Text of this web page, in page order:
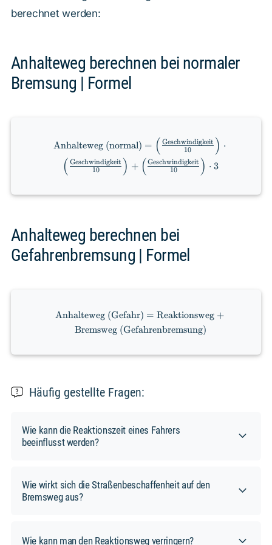
berechnet werden:
Anhalteweg berechnen bei normaler
Bremsung | Formel
\text{Anhalteweg (normal)} =
\left(\frac{\text{Geschwindigkeit}}
{10}\right) \cdot
\left(\frac{\text{Geschwindigkeit}}
\left(\frac{\text{Geschwindigkeit}}
Anhalteweg (normal) = ( 10
Geschwindigkeit ) ⋅
( 10
Geschwindigkeit ) + ( 10
Geschwindigkeit ) ⋅ 3
Anhalteweg berechnen bei
Gefahrenbremsung | Formel
\text{Anhalteweg
(Gefahr)} =
\text{Reaktionsweg}
(Gefahrenbremsung)}
Anhalteweg (Gefahr) = Reaktionsweg +
Bremsweg (Gefahrenbremsung)
Häufig gestellte Fragen:
Wie kann die Reaktionszeit eines Fahrers
beeinflusst werden?
verschiedenen Faktoren beeinflusst werden.
Eine hohe Aufmerksamkeit auf die
Verkehrssituation und das Fahrverhalten ist
die Reaktionszeit negativ beeinflussen.
Wie wirkt sich die Straßenbeschaffenheit auf den
Bremsweg aus?
Wie kann man den Reaktionsweg verringern?